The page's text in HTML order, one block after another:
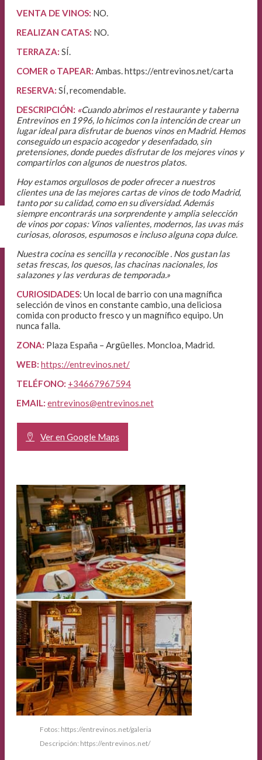
VENTA DE VINOS: NO.
REALIZAN CATAS: NO.
TERRAZA: SÍ.
COMER o TAPEAR: Ambas. https://entrevinos.net/carta
RESERVA: SÍ, recomendable.
DESCRIPCIÓN: «Cuando abrimos el restaurante y taberna
Entrevinos en 1996, lo hicimos con la intención de crear un
lugar ideal para disfrutar de buenos vinos en Madrid. Hemos
conseguido un espacio acogedor y desenfadado, sin
pretensiones, donde puedes disfrutar de los mejores vinos y
compartirlos con algunos de nuestros platos.
Hoy estamos orgullosos de poder ofrecer a nuestros
clientes una de las mejores cartas de vinos de todo Madrid,
tanto por su calidad, como en su diversidad. Además
siempre encontrarás una sorprendente y amplia selección
de vinos por copas: Vinos valientes, modernos, las uvas más
curiosas, olorosos, espumosos e incluso alguna copa dulce.
Nuestra cocina es sencilla y reconocible . Nos gustan las
setas frescas, los quesos, las chacinas nacionales, los
salazones y las verduras de temporada.»
CURIOSIDADES: Un local de barrio con una magnífica
selección de vinos en constante cambio, una deliciosa
comida con producto fresco y un magnífico equipo. Un
nunca falla.
ZONA: Plaza España – Argüelles. Moncloa, Madrid.
WEB: https://entrevinos.net/
TELÉFONO: +34667967594
EMAIL: entrevinos@entrevinos.net
Ver en Google Maps
Fotos: https://entrevinos.net/galeria
Descripción: https://entrevinos.net/